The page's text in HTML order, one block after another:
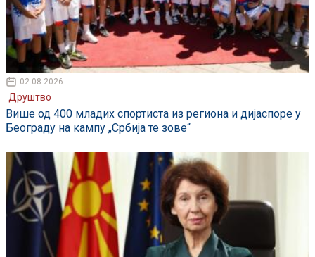
02.08.2026
Друштво
Више од 400 младих спортиста из региона и дијаспоре у
Београду на кампу „Србија те зове“